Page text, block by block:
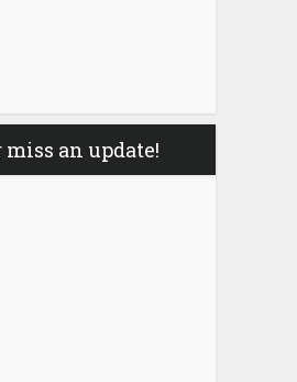
miss an update!